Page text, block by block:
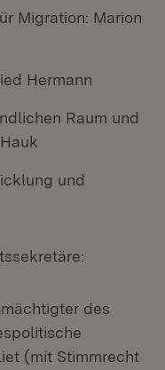
Migration: Marion
Hermann
Raum und
und
des
(mit Stimmrecht